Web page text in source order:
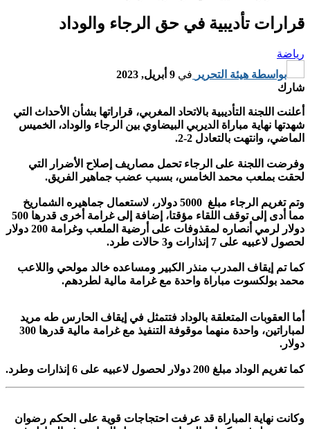
قرارات تأديبية في حق الرجاء والوداد
رياضة
بواسطة هيئة التحرير في 9 أبريل, 2023
شارك
أعلنت اللجنة التأديبية بالاتحاد المغربي، قراراتها بشأن الأحداث التي
شهدتها نهاية مباراة الديربي البيضاوي بين الرجاء والوداد، الخميس
الماضي، وانتهت بالتعادل 2-2.
وفرضت اللجنة على الرجاء تحمل مصاريف إصلاح الأضرار التي
لحقت بملعب محمد الخامس، بسبب عضب جماهير الفريق.
وتم تغريم الرجاء مبلغ 5000 دولار، لاستعمال جماهيره الشماريخ
مما أدى إلى توقف اللقاء مؤقتا، إضافة إلى غرامة أخرى قدرها 500
دولار لرمي أنصاره لمقذوفات على أرضية الملعب وغرامة 200 دولار
لحصول لاعبيه على 7 إنذارات و3 حالات طرد.
كما تم إيقاف المدرب منذر الكبير ومساعده خالد مولحي واللاعب
محمد بولكسوت مباراة واحدة مع غرامة مالية لطردهم.
أما العقوبات المتعلقة بالوداد فتتمثل في إيقاف الحارس طه مريد
لمباراتين، واحدة منهما موقوفة التنفيذ مع غرامة مالية قدرها 300
دولار.
كما تغريم الوداد مبلغ 200 دولار لحصول لاعبيه على 6 إنذارات وطرد.
وكانت نهاية المباراة قد عرفت احتجاجات قوية على الحكم رضوان